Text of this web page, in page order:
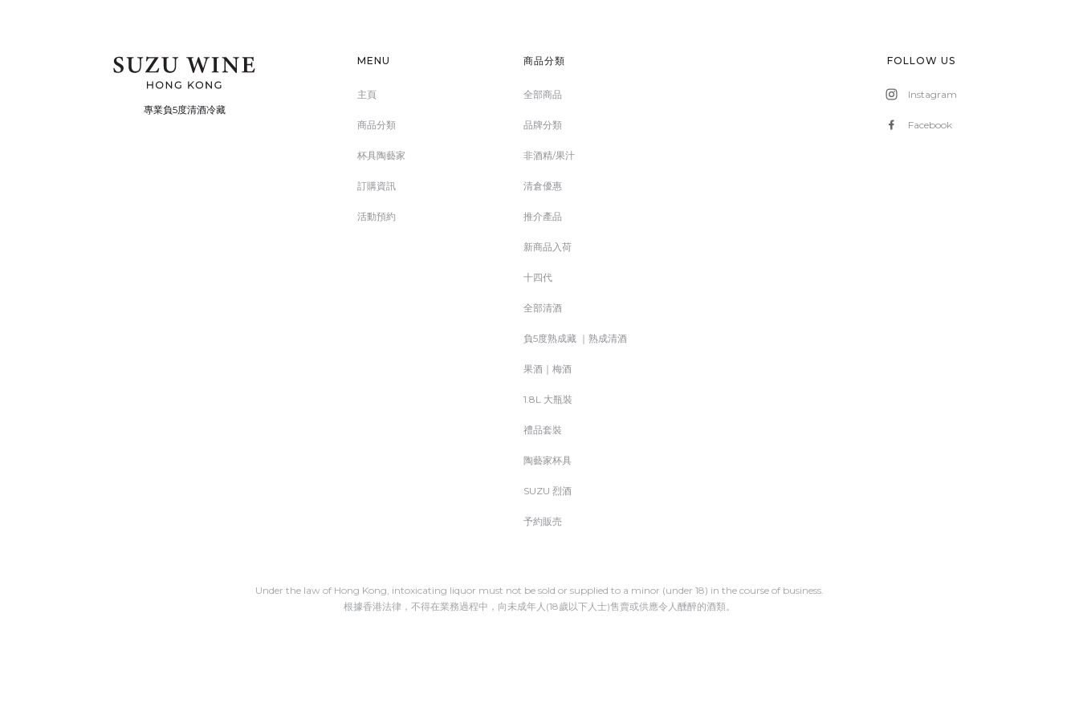
專業負5度清酒冷藏
MENU
主頁
商品分類
杯具陶藝家
訂購資訊
活動預約
商品分類
全部商品
品牌分類
非酒精/果汁
清倉優惠
推介產品
新商品入荷
十四代
全部清酒
負5度熟成藏 ｜熟成清酒
果酒｜梅酒
1.8L 大瓶裝
禮品套裝
陶藝家杯具
SUZU 烈酒
予約販売
FOLLOW US
Instagram
Facebook
Under the law of Hong Kong, intoxicating liquor must not be sold or supplied to a minor (under 18) in the course of business.
根據香港法律，不得在業務過程中，向未成年人(18歲以下人士)售賣或供應令人醺醉的酒類。